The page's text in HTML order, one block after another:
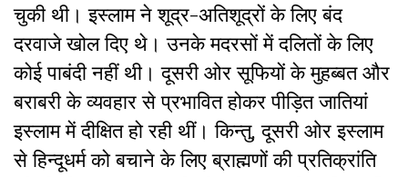
चुकी थी। इस्लाम ने शूद्र-अतिशूद्रों के लिए बंद
दरवाजे खोल दिए थे। उनके मदरसों में दलितों के लिए
कोई पाबंदी नहीं थी। दूसरी ओर सूफियों के मुहब्बत और
बराबरी के व्यवहार से प्रभावित होकर पीड़ित जातियां
इस्लाम में दीक्षित हो रही थीं। किन्तु, दूसरी ओर इस्लाम
से हिन्दूधर्म को बचाने के लिए ब्राह्मणों की प्रतिक्रांति